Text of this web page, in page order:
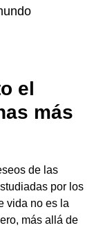
el
más
de las
por los
vida no es la
más allá de